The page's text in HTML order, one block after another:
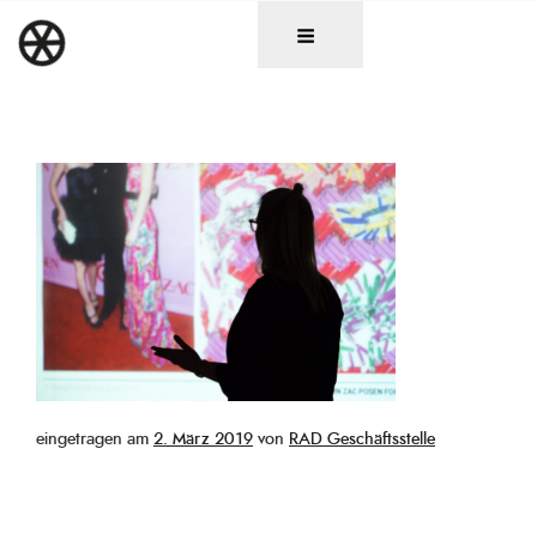
Inhalt
springen
eingetragen am Veröffentlicht
2. März 2019 von RAD Geschäftsstelle